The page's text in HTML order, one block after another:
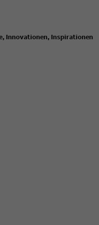
Innovationen, Inspirationen